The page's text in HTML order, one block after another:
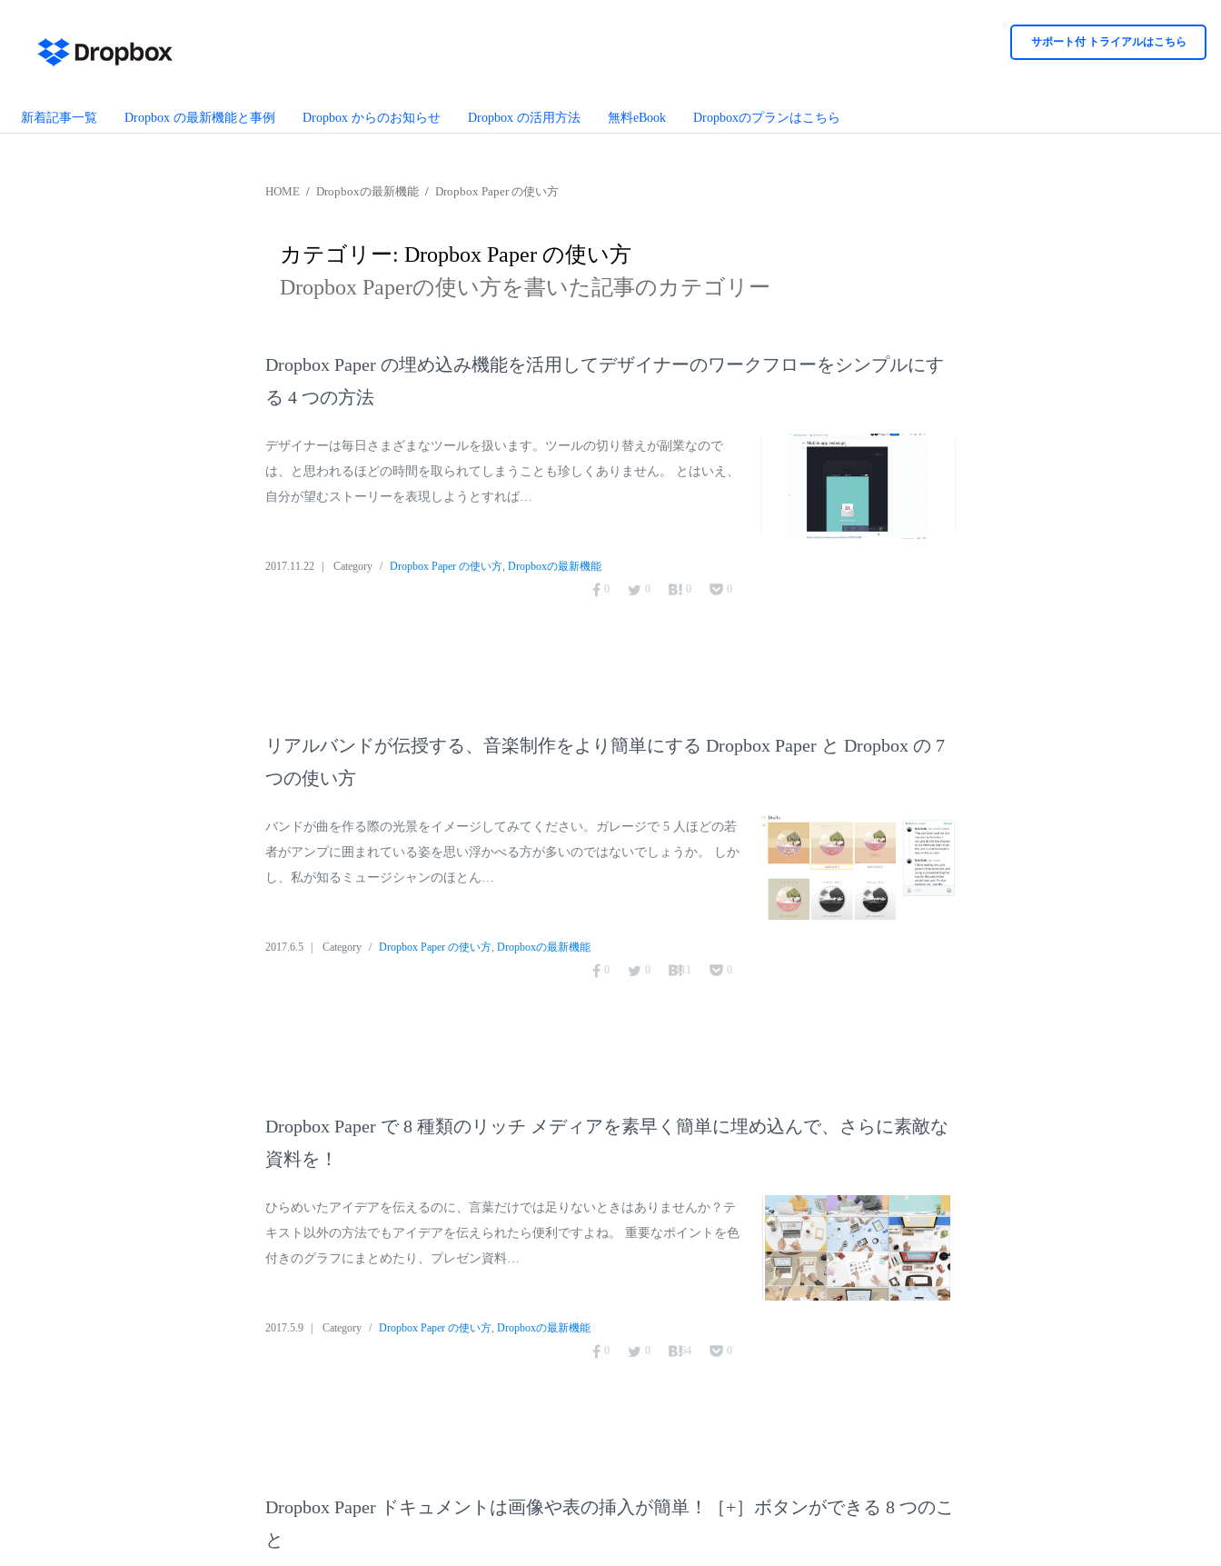
サポート付 トライアルはこちら
新着記事一覧 Dropbox の最新機能と事例 Dropbox からのお知らせ Dropbox の活用方法 無料eBook Dropboxのプランはこちら
HOME Dropboxの最新機能 Dropbox Paper の使い方
カテゴリー: Dropbox Paper の使い方
Dropbox Paperの使い方を書いた記事のカテゴリー
Dropbox Paper の埋め込み機能を活用してデザイナーのワークフローをシンプルにす
る 4 つの方法
デザイナーは毎日さまざまなツールを扱います。ツールの切り替えが副業なので
は、と思われるほどの時間を取られてしまうことも珍しくありません。 とはいえ、
自分が望むストーリーを表現しようとすれば…
2017.11.22 Category Dropbox Paper の使い方, Dropboxの最新機能
0
0 0 0
リアルバンドが伝授する、音楽制作をより簡単にする Dropbox Paper と Dropbox の 7
つの使い方
バンドが曲を作る際の光景をイメージしてみてください。ガレージで 5 人ほどの若
者がアンプに囲まれている姿を思い浮かべる方が多いのではないでしょうか。 しか
し、私が知るミュージシャンのほとん…
2017.6.5 Category Dropbox Paper の使い方, Dropboxの最新機能
0
0 111 0
Dropbox Paper で 8 種類のリッチ メディアを素早く簡単に埋め込んで、さらに素敵な
資料を！
ひらめいたアイデアを伝えるのに、言葉だけでは足りないときはありませんか？テ
キスト以外の方法でもアイデアを伝えられたら便利ですよね。 重要なポイントを色
付きのグラフにまとめたり、プレゼン資料…
2017.5.9 Category Dropbox Paper の使い方, Dropboxの最新機能
0
0 64 0
Dropbox Paper ドキュメントは画像や表の挿入が簡単！［+］ボタンができる 8 つのこ
と